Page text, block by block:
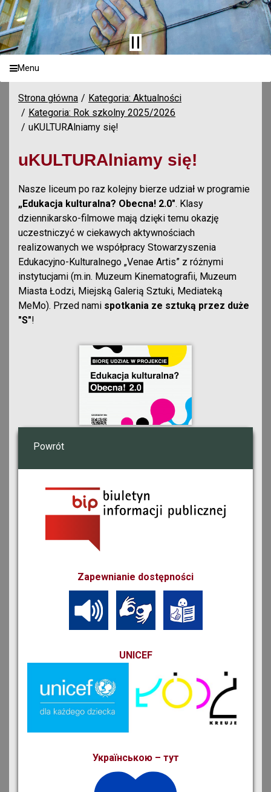
Menu
Strona główna
Kategoria: Aktualności
Kategoria: Rok szkolny 2025/2026
uKULTURAlniamy się!
uKULTURAlniamy się!
Nasze liceum po raz kolejny bierze udział w programie
„Edukacja kulturalna? Obecna! 2.0". Klasy
dziennikarsko-filmowe mają dzięki temu okazję
uczestniczyć w ciekawych aktywnościach
realizowanych we współpracy Stowarzyszenia
Edukacyjno-Kulturalnego „Venae Artis” z różnymi
instytucjami (m.in. Muzeum Kinematografii, Muzeum
Miasta Łodzi, Miejską Galerią Sztuki, Mediateką
MeMo). Przed nami spotkania ze sztuką przez duże
"S"!
Powrót
Zapewnianie dostępności
UNICEF
Українською – тут